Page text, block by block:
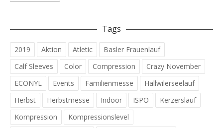
Tags
2019 Aktion Atletic
Basler Frauenlauf
Calf Sleeves
Color Compression
Crazy November
ECONYL
Events Familienmesse
Hallwilerseelauf
Herbst
Herbstmesse Indoor ISPO
Kerzerslauf
Kompression
Kompressionslevel